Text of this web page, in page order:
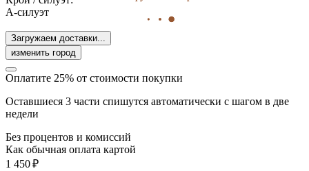
А-силуэт
Загружаем доставки...
изменить город
Оплатите 25% от стоимости покупки
Оставшиеся 3 части спишутся автоматически с шагом в две
недели
Без процентов и комиссий
Как обычная оплата картой
1 450 ₽